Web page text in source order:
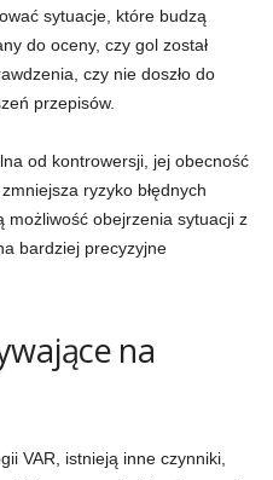
sytuacje, które budzą
do oceny, czy gol został
czy nie doszło do
przepisów.
od kontrowersji, jej obecność
ryzyko błędnych
możliwość obejrzenia sytuacji z
bardziej precyzyjne
na
VAR, istnieją inne czynniki,